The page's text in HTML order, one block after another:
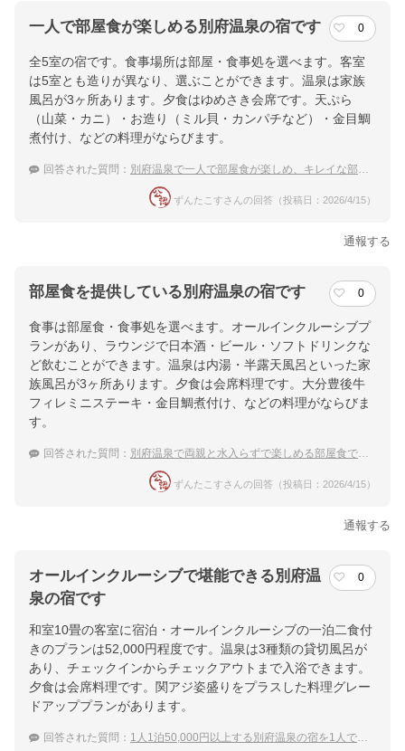
一人で部屋食が楽しめる別府温泉の宿です 0
全5室の宿です。食事場所は部屋・食事処を選べます。客室
は5室とも造りが異なり、選ぶことができます。温泉は家族
風呂が3ヶ所あります。夕食はゆめさき会席です。天ぷら
（山菜・カニ）・お造り（ミル貝・カンパチなど）・金目鯛
煮付け、などの料理がならびます。
回答された質問： 別府温泉で一人で部屋食が楽しめ、キレイな部屋に泊まりたい！
ずんたこすさんの回答（投稿日：2026/4/15）
通報する
部屋食を提供している別府温泉の宿です 0
食事は部屋食・食事処を選べます。オールインクルーシブプ
ランがあり、ラウンジで日本酒・ビール・ソフトドリンクな
ど飲むことができます。温泉は内湯・半露天風呂といった家
族風呂が3ヶ所あります。夕食は会席料理です。大分豊後牛
フィレミニステーキ・金目鯛煮付け、などの料理がならびま
す。
回答された質問： 別府温泉で両親と水入らずで楽しめる部屋食で提供してくれるお宿はありますか。
ずんたこすさんの回答（投稿日：2026/4/15）
通報する
オールインクルーシブで堪能できる別府温
泉の宿です
0
和室10畳の客室に宿泊・オールインクルーシブの一泊二食付
きのプランは52,000円程度です。温泉は3種類の貸切風呂が
あり、チェックインからチェックアウトまで入浴できます。
夕食は会席料理です。関アジ姿盛りをプラスした料理グレー
ドアッププランがあります。
回答された質問： 1人1泊50,000円以上する別府温泉の宿を1人で満喫